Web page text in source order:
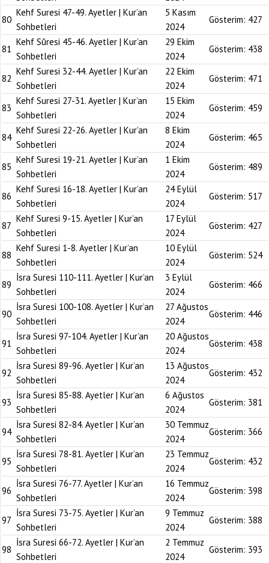
80
Kehf Suresi 47-49. Ayetler | Kur’an
Sohbetleri
5 Kasım
2024
Gösterim: 427
81
Kehf Sûresi 45-46. Ayetler | Kur’an
Sohbetleri
29 Ekim
2024
Gösterim: 438
82
Kehf Suresi 32-44. Ayetler | Kur’an
Sohbetleri
22 Ekim
2024
Gösterim: 471
83
Kehf Suresi 27-31. Ayetler | Kur’an
Sohbetleri
15 Ekim
2024
Gösterim: 459
84
Kehf Suresi 22-26. Ayetler | Kur’an
Sohbetleri
8 Ekim
2024
Gösterim: 465
85
Kehf Suresi 19-21. Ayetler | Kur’an
Sohbetleri
1 Ekim
2024
Gösterim: 489
86
Kehf Suresi 16-18. Ayetler | Kur’an
Sohbetleri
24 Eylül
2024
Gösterim: 517
87
Kehf Suresi 9-15. Ayetler | Kur’an
Sohbetleri
17 Eylül
2024
Gösterim: 427
88
Kehf Suresi 1-8. Ayetler | Kur’an
Sohbetleri
10 Eylül
2024
Gösterim: 524
89
İsra Suresi 110-111. Ayetler | Kur’an
Sohbetleri
3 Eylül
2024
Gösterim: 466
90
İsra Suresi 100-108. Ayetler | Kur’an
Sohbetleri
27 Ağustos
2024
Gösterim: 446
91
İsra Suresi 97-104. Ayetler | Kur’an
Sohbetleri
20 Ağustos
2024
Gösterim: 438
92
İsra Suresi 89-96. Ayetler | Kur’an
Sohbetleri
13 Ağustos
2024
Gösterim: 432
93
İsra Suresi 85-88. Ayetler | Kur’an
Sohbetleri
6 Ağustos
2024
Gösterim: 381
94
İsra Suresi 82-84. Ayetler | Kur’an
Sohbetleri
30 Temmuz
2024
Gösterim: 366
95
İsra Suresi 78-81. Ayetler | Kur’an
Sohbetleri
23 Temmuz
2024
Gösterim: 432
96
İsra Suresi 76-77. Ayetler | Kur’an
Sohbetleri
16 Temmuz
2024
Gösterim: 398
97
İsra Suresi 73-75. Ayetler | Kur’an
Sohbetleri
9 Temmuz
2024
Gösterim: 388
98
İsra Suresi 66-72. Ayetler | Kur’an
Sohbetleri
2 Temmuz
2024
Gösterim: 393